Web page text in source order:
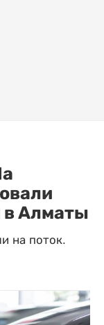
Алматы
на поток.